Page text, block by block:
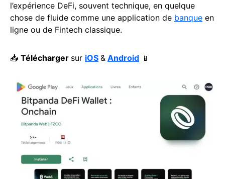
l’expérience DeFi, souvent technique, en quelque
chose de fluide comme une application de banque en
ligne ou de Fintech classique.
📥 Télécharger sur iOS & Android 📱